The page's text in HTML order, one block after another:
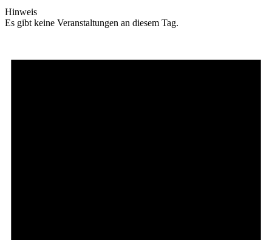
Hinweis
Es gibt keine Veranstaltungen an diesem Tag.